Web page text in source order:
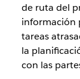
de ruta del
información
tareas
la
con las